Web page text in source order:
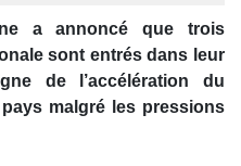
a annoncé que trois
sont entrés dans leur
de l’accélération du
malgré les pressions